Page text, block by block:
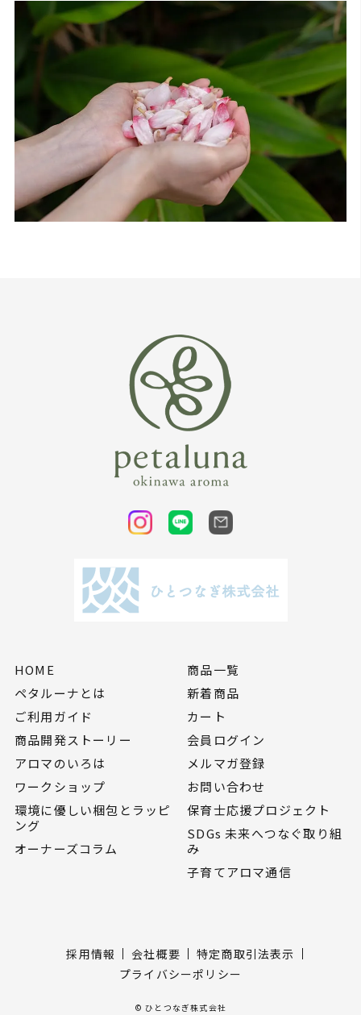
後は太陽に当たらないでく
年、バッチにより香りの感
じ方に違いがある場合があ
ります。※火気に近づけな
いでください。
HOME
ペタルーナとは
ご利用ガイド
商品開発ストーリー
アロマのいろは
ワークショップ
環境に優しい梱包とラッピ
ング
オーナーズコラム
商品一覧
新着商品
カート
会員ログイン
メルマガ登録
お問い合わせ
保育士応援プロジェクト
SDGs 未来へつなぐ取り組
み
子育てアロマ通信
採用情報 会社概要
特定商取引法表示
プライバシーポリシー
© ひとつなぎ株式会社